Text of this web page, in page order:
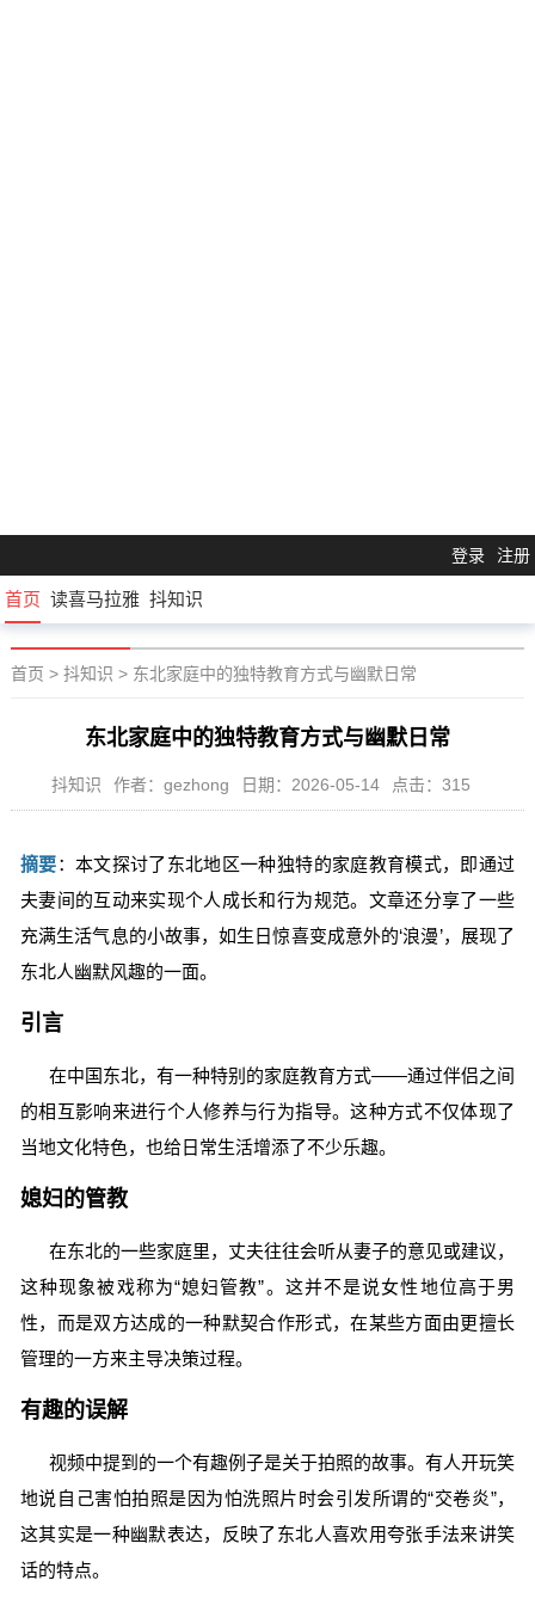
登录 注册
首页 读喜马拉雅 抖知识
首页 > 抖知识 > 东北家庭中的独特教育方式与幽默日常
东北家庭中的独特教育方式与幽默日常
抖知识 作者：gezhong 日期：2026-05-14 点击：315
摘要：本文探讨了东北地区一种独特的家庭教育模式，即通过
夫妻间的互动来实现个人成长和行为规范。文章还分享了一些
充满生活气息的小故事，如生日惊喜变成意外的‘浪漫’，展现了
东北人幽默风趣的一面。
引言
在中国东北，有一种特别的家庭教育方式——通过伴侣之间
的相互影响来进行个人修养与行为指导。这种方式不仅体现了
当地文化特色，也给日常生活增添了不少乐趣。
媳妇的管教
在东北的一些家庭里，丈夫往往会听从妻子的意见或建议，
这种现象被戏称为“媳妇管教”。这并不是说女性地位高于男
性，而是双方达成的一种默契合作形式，在某些方面由更擅长
管理的一方来主导决策过程。
有趣的误解
视频中提到的一个有趣例子是关于拍照的故事。有人开玩笑
地说自己害怕拍照是因为怕洗照片时会引发所谓的“交卷炎”，
这其实是一种幽默表达，反映了东北人喜欢用夸张手法来讲笑
话的特点。